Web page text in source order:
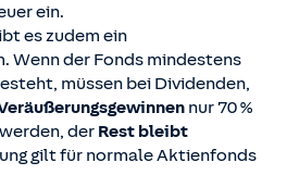
ein.
es zudem ein
Wenn der Fonds mindestens
müssen bei Dividenden,
nur 70 %
der Rest bleibt
gilt für normale Aktienfonds